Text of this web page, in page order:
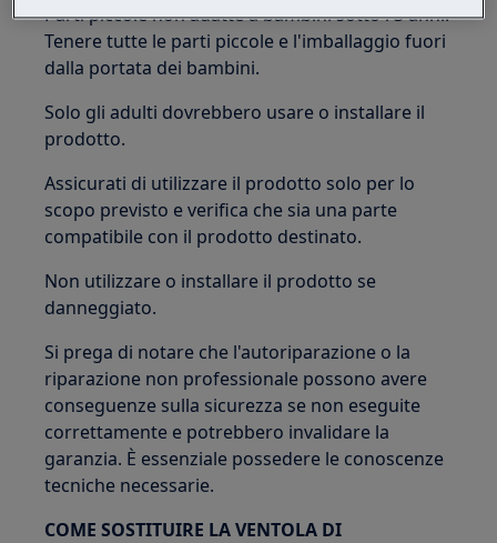
Parti piccole non adatte a bambini sotto i 3 anni.
Tenere tutte le parti piccole e l'imballaggio fuori
dalla portata dei bambini.
Solo gli adulti dovrebbero usare o installare il
prodotto.
Assicurati di utilizzare il prodotto solo per lo
scopo previsto e verifica che sia una parte
compatibile con il prodotto destinato.
Non utilizzare o installare il prodotto se
danneggiato.
Si prega di notare che l'autoriparazione o la
riparazione non professionale possono avere
conseguenze sulla sicurezza se non eseguite
correttamente e potrebbero invalidare la
garanzia. È essenziale possedere le conoscenze
tecniche necessarie.
COME SOSTITUIRE LA VENTOLA DI